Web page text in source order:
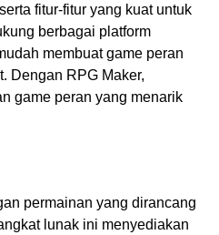
fitur-fitur yang kuat untuk
berbagai platform
membuat game peran
Dengan RPG Maker,
game peran yang menarik
permainan yang dirancang
lunak ini menyediakan